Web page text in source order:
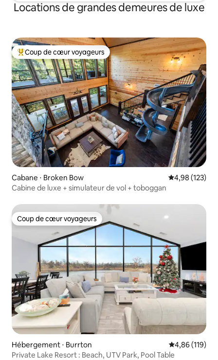
Locations de grandes demeures de luxe
Coups de cœur voyageurs les plus appréciés
Coup de cœur voyageurs
Cabane ⋅ Broken Bow Évaluation
4,98 (123)
Cabine de luxe + simulateur de vol + toboggan
Coup de cœur voyageurs
Coup de cœur voyageurs
Hébergement ⋅ Burrton Évaluation
4,86 (119)
Private Lake Resort : Beach, UTV Park, Pool Table